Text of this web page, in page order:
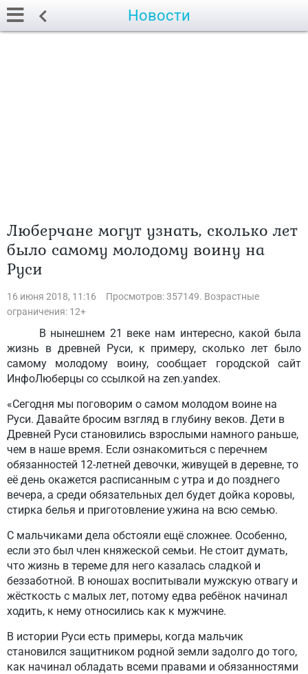
Новости
Люберчане могут узнать, сколько лет
было самому молодому воину на
Руси
16 июня 2018, 11:16
Просмотров: 357149. Возрастные
ограничения: 12+
В нынешнем 21 веке нам интересно, какой была
жизнь в древней Руси, к примеру, сколько лет было
самому молодому воину, сообщает городской сайт
ИнфоЛюберцы со ссылкой на zen.yandex.
«Сегодня мы поговорим о самом молодом воине на
Руси. Давайте бросим взгляд в глубину веков. Дети в
Древней Руси становились взрослыми намного раньше,
чем в наше время. Если ознакомиться с перечнем
обязанностей 12-летней девочки, живущей в деревне, то
её день окажется расписанным с утра и до позднего
вечера, а среди обязательных дел будет дойка коровы,
стирка белья и приготовление ужина на всю семью.
С мальчиками дела обстояли ещё сложнее. Особенно,
если это был член княжеской семьи. Не стоит думать,
что жизнь в тереме для него казалась сладкой и
беззаботной. В юношах воспитывали мужскую отвагу и
жёсткость с малых лет, потому едва ребёнок начинал
ходить, к нему относились как к мужчине.
В истории Руси есть примеры, когда мальчик
становился защитником родной земли задолго до того,
как начинал обладать всеми правами и обязанностями